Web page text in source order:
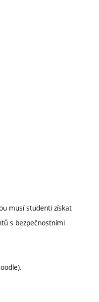
musí studenti získat
s bezpečnostními